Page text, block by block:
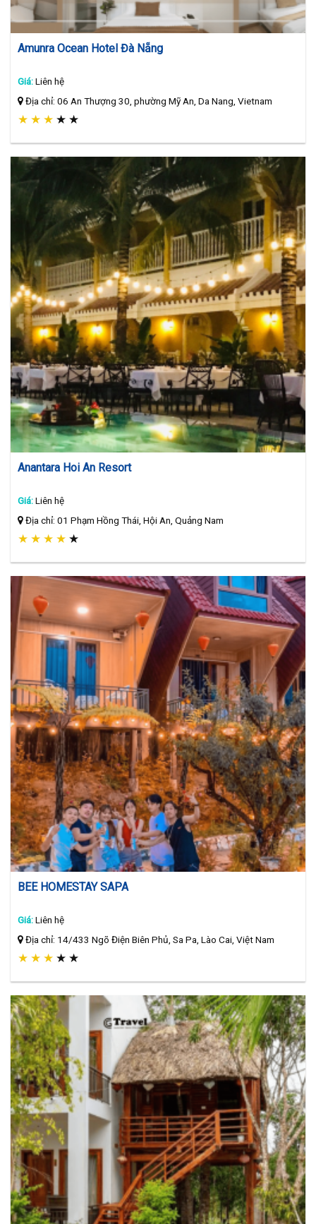
Amunra Ocean Hotel Đà Nẵng
Giá:Liên hệ
Địa chỉ: 06 An Thượng 30, phường Mỹ An, Da Nang, Vietnam
★ ★ ★ ★ ★
Anantara Hoi An Resort
Giá:Liên hệ
Địa chỉ: 01 Phạm Hồng Thái, Hội An, Quảng Nam
★ ★ ★ ★ ★
BEE HOMESTAY SAPA
Giá:Liên hệ
Địa chỉ: 14/433 Ngõ Điện Biên Phủ, Sa Pa, Lào Cai, Việt Nam
★ ★ ★ ★ ★